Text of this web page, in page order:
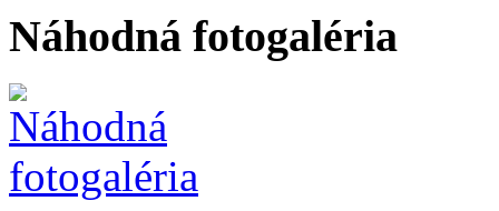
Náhodná fotogaléria